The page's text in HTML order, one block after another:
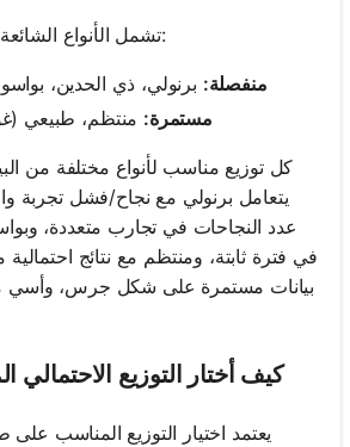
تشمل الأنواع الشائعة للتوزيعات الاحتمالية:
منفصلة: برنولي، ذي الحدين،
مستمرة: منتظم، طبيعي
كل توزيع مناسب لأنواع مختلفة من
يتعامل برنولي مع نجاح/فشل تجربة
عدد النجاحات في تجارب متعددة،
في فترة ثابتة، ومنتظم مع نتائج
بيانات مستمرة على شكل جرس، وأسي
كيف أختار التوزيع الاحتمالي
يعتمد اختيار التوزيع المناسب على